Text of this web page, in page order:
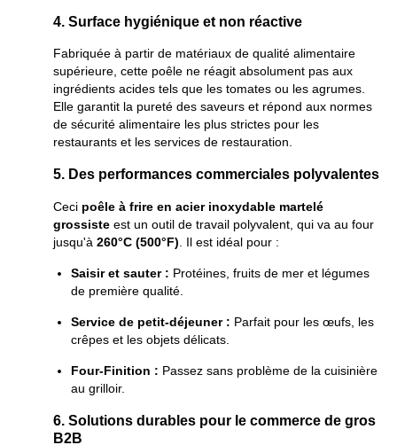
4. Surface hygiénique et non réactive
Fabriquée à partir de matériaux de qualité alimentaire
supérieure, cette poêle ne réagit absolument pas aux
ingrédients acides tels que les tomates ou les agrumes.
Elle garantit la pureté des saveurs et répond aux normes
de sécurité alimentaire les plus strictes pour les
restaurants et les services de restauration.
5. Des performances commerciales polyvalentes
Ceci poêle à frire en acier inoxydable martelé
grossiste est un outil de travail polyvalent, qui va au four
jusqu'à 260°C (500°F) . Il est idéal pour :
Saisir et sauter : Protéines, fruits de mer et légumes
de première qualité.
Service de petit-déjeuner : Parfait pour les œufs, les
crêpes et les objets délicats.
Four-Finition : Passez sans problème de la cuisinière
au grilloir.
6. Solutions durables pour le commerce de gros
B2B